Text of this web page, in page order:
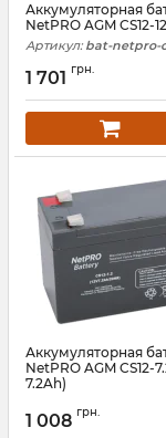
Аккумуляторная
NetPRO AGM CS12-
Артикул: bat-netpro-
1 701 грн.
Аккумуляторная
NetPRO AGM CS12-
7.2Ah)
1 008 грн.